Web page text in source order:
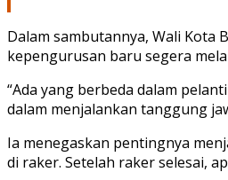
Dalam sambutannya, Wali Kota
kepengurusan baru segera
“Ada yang berbeda dalam
dalam menjalankan tanggung
Ia menegaskan pentingnya
di raker. Setelah raker selesai,